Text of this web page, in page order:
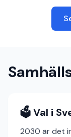
🗳️ Val i
2030 är det